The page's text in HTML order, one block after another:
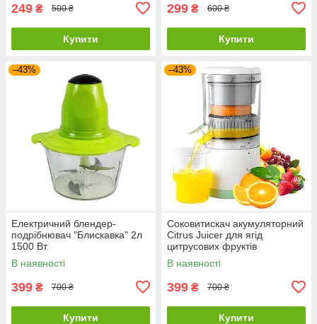
249 ₴ 500 ₴
Купити
299 ₴ 600 ₴
Купити
–43%
Електричний блендер-
подрібнювач "Блискавка" 2л
1500 Вт
В наявності
399 ₴ 700 ₴
Купити
–43%
Соковитискач акумуляторний
Citrus Juicer для ягід
цитрусових фруктів
В наявності
399 ₴ 700 ₴
Купити